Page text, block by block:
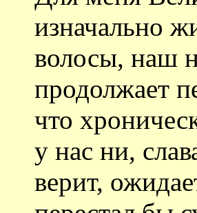
изначально
волосы, наш
продолжает
что
у нас ни,
верит,